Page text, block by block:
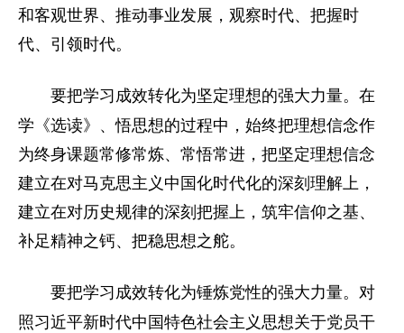
和客观世界、推动事业发展，观察时代、把握时
代、引领时代。
要把学习成效转化为坚定理想的强大力量。 在
学《选读》、悟思想的过程中，始终把理想信念作
为终身课题常修常炼、常悟常进，把坚定理想信念
建立在对马克思主义中国化时代化的深刻理解上，
建立在对历史规律的深刻把握上，筑牢信仰之基、
补足精神之钙、把稳思想之舵。
要把学习成效转化为锤炼党性的强大力量。 对
照习近平新时代中国特色社会主义思想关于党员干